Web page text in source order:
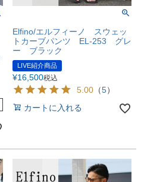
Elfino/エルフィーノ スウェッ
トカーブパンツ EL-253 グレ
ー ブラック
LIVE紹介商品
¥16,500税込
5.00 （5）
カートに入れる